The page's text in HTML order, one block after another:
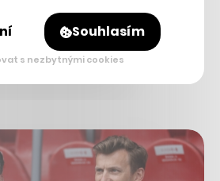
Souhlasím
s nezbytnými cookies